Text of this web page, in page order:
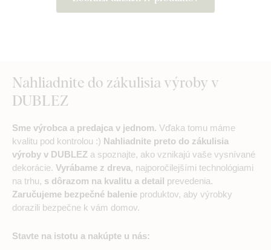
Nahliadnite do zákulisia výroby v
DUBLEZ
Sme výrobca a predajca v jednom. Vďaka tomu máme
kvalitu pod kontrolou :) Nahliadnite preto do zákulisia
výroby v DUBLEZ a spoznajte, ako vznikajú vaše vysnívané
dekorácie. Vyrábame z dreva, najporočilejšími technológiami
na trhu, s dôrazom na kvalitu a detail prevedenia.
Zaručujeme bezpečné balenie produktov, aby výrobky
dorazili bezpečne k vám domov.
Stavte na istotu a nakúpte u nás: